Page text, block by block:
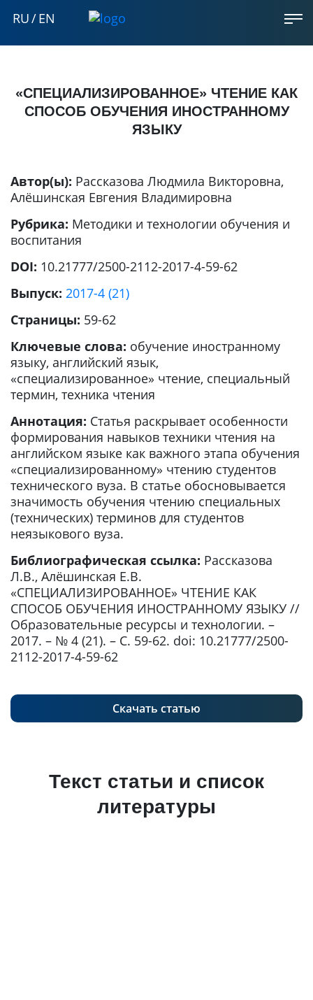
RU/EN
«СПЕЦИАЛИЗИРОВАННОЕ» ЧТЕНИЕ КАК
СПОСОБ ОБУЧЕНИЯ ИНОСТРАННОМУ
ЯЗЫКУ
Автор(ы): Рассказова Людмила Викторовна,
Алёшинская Евгения Владимировна
Рубрика: Методики и технологии обучения и
воспитания
DOI: 10.21777/2500-2112-2017-4-59-62
Выпуск: 2017-4 (21)
Страницы: 59-62
Ключевые слова: обучение иностранному
языку, английский язык,
«специализированное» чтение, специальный
термин, техника чтения
Аннотация: Статья раскрывает особенности
формирования навыков техники чтения на
английском языке как важного этапа обучения
«специализированному» чтению студентов
технического вуза. В статье обосновывается
значимость обучения чтению специальных
(технических) терминов для студентов
неязыкового вуза.
Библиографическая ссылка: Рассказова
Л.В., Алёшинская Е.В.
«СПЕЦИАЛИЗИРОВАННОЕ» ЧТЕНИЕ КАК
СПОСОБ ОБУЧЕНИЯ ИНОСТРАННОМУ ЯЗЫКУ //
Образовательные ресурсы и технологии. –
2017. – № 4 (21). – С. 59-62. doi: 10.21777/2500-
2112-2017-4-59-62
Скачать статью
Текст статьи и список
литературы